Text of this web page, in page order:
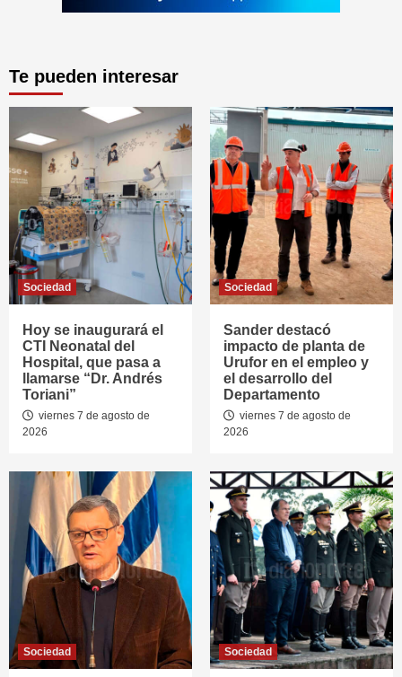
Te pueden interesar
Sociedad
Hoy se inaugurará el
CTI Neonatal del
Hospital, que pasa a
llamarse “Dr. Andrés
Toriani”
viernes 7 de agosto de
2026
Sociedad
Sander destacó
impacto de planta de
Urufor en el empleo y
el desarrollo del
Departamento
viernes 7 de agosto de
2026
Sociedad Sociedad